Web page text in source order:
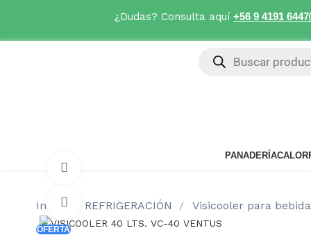
¿Dudas? Consulta aquí+56 9 4191 6447
PANADERÍACALOR
Inicio REFRIGERACIÓN Visicooler para
OFERTA
Click to enlarge